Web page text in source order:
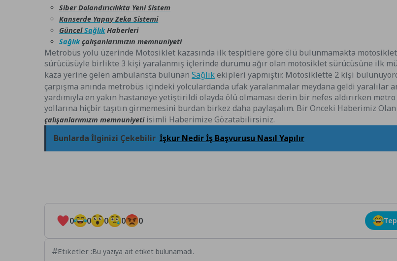
Siber Dolandırıcılıkta Yeni Sistem
Kanserde Yapay Zeka Sistemi
GüncelSağlıkHaberleri
Sağlıkçalışanlarımızın memnuniyeti
Metrobüs yolu üzerinde Motosiklet kazasında ilk tespitlere göre ölü bulunmamakta motosiklet
sürücüsüyle birlikte 3 kişi yaralanmış içlerinde durumu ağır olan motosiklet sürücüsüne ilk
kaza yerine gelen ambulansta bulunanSağlıkekipleri yapmıştır. Motosiklette 2 kişi
çarpışma anında metrobüs içindeki yolculardanda ufak yaralanmalar meydana geldi yaralılar
yardımıyla en yakın hastaneye yetiştirildi olayda ölü olmaması derin bir nefes aldırırken
yollarına hiçbir taşıtın girmemesini burdan birkez daha paylaşalım. Bir Önceki Haberimiz
çalışanlarımızın memnuniyetiisimli Haberimize Gözatabilirsiniz.
Bunlarda İlginizi Çekebilir İşkur Nedir İş Başvurusu Nasıl Yapılır
0 0 0 0 0
Etiketler :Bu yazıya ait etiket bulunamadı.